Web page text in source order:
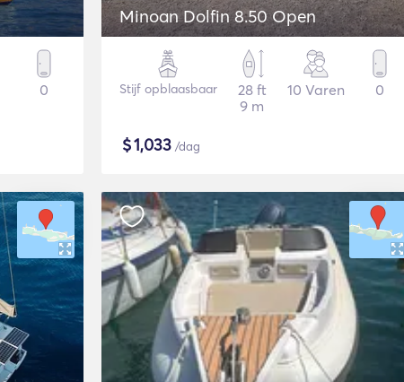
0
Minoan Dolfin 8.50 Open
Stijf opblaasbaar
28 ft
9 m
10 Varen 0
$1,033 /dag